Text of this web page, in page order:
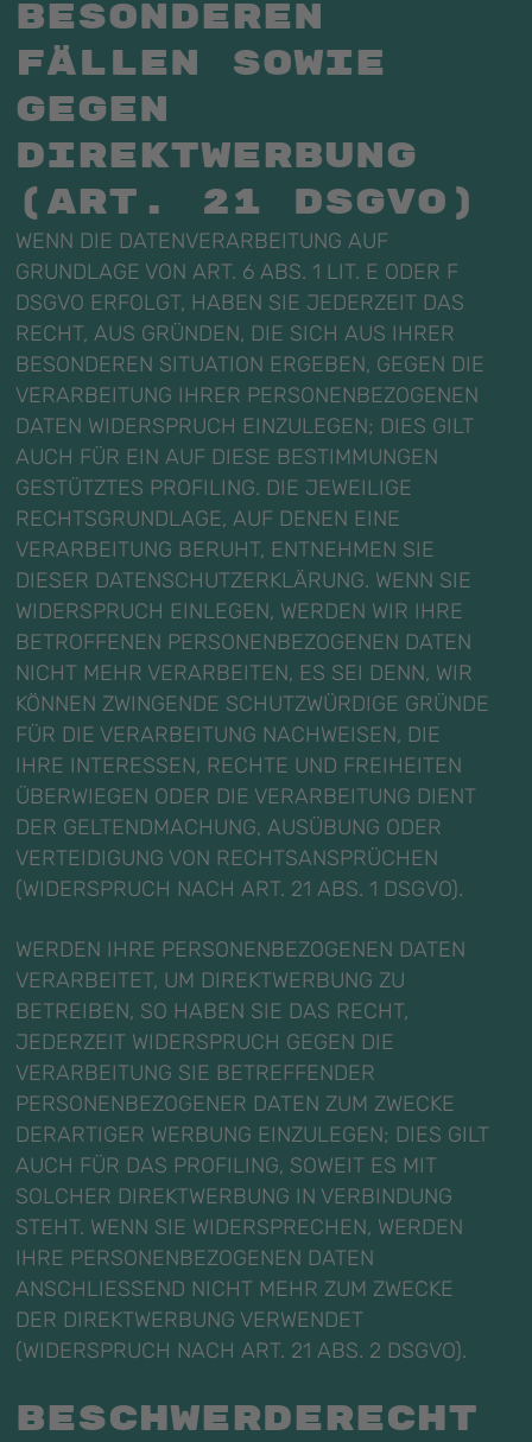
besonderen
Fällen sowie
gegen
Direktwerbung
(Art. 21 DSGVO)
WENN DIE DATENVERARBEITUNG AUF
GRUNDLAGE VON ART. 6 ABS. 1 LIT. E ODER F
DSGVO ERFOLGT, HABEN SIE JEDERZEIT DAS
RECHT, AUS GRÜNDEN, DIE SICH AUS IHRER
BESONDEREN SITUATION ERGEBEN, GEGEN DIE
VERARBEITUNG IHRER PERSONENBEZOGENEN
DATEN WIDERSPRUCH EINZULEGEN; DIES GILT
AUCH FÜR EIN AUF DIESE BESTIMMUNGEN
GESTÜTZTES PROFILING. DIE JEWEILIGE
RECHTSGRUNDLAGE, AUF DENEN EINE
VERARBEITUNG BERUHT, ENTNEHMEN SIE
DIESER DATENSCHUTZERKLÄRUNG. WENN SIE
WIDERSPRUCH EINLEGEN, WERDEN WIR IHRE
BETROFFENEN PERSONENBEZOGENEN DATEN
NICHT MEHR VERARBEITEN, ES SEI DENN, WIR
KÖNNEN ZWINGENDE SCHUTZWÜRDIGE GRÜNDE
FÜR DIE VERARBEITUNG NACHWEISEN, DIE
IHRE INTERESSEN, RECHTE UND FREIHEITEN
ÜBERWIEGEN ODER DIE VERARBEITUNG DIENT
DER GELTENDMACHUNG, AUSÜBUNG ODER
VERTEIDIGUNG VON RECHTSANSPRÜCHEN
(WIDERSPRUCH NACH ART. 21 ABS. 1 DSGVO).
WERDEN IHRE PERSONENBEZOGENEN DATEN
VERARBEITET, UM DIREKTWERBUNG ZU
BETREIBEN, SO HABEN SIE DAS RECHT,
JEDERZEIT WIDERSPRUCH GEGEN DIE
VERARBEITUNG SIE BETREFFENDER
PERSONENBEZOGENER DATEN ZUM ZWECKE
DERARTIGER WERBUNG EINZULEGEN; DIES GILT
AUCH FÜR DAS PROFILING, SOWEIT ES MIT
SOLCHER DIREKTWERBUNG IN VERBINDUNG
STEHT. WENN SIE WIDERSPRECHEN, WERDEN
IHRE PERSONENBEZOGENEN DATEN
ANSCHLIESSEND NICHT MEHR ZUM ZWECKE
DER DIREKTWERBUNG VERWENDET
(WIDERSPRUCH NACH ART. 21 ABS. 2 DSGVO).
Beschwerde­recht